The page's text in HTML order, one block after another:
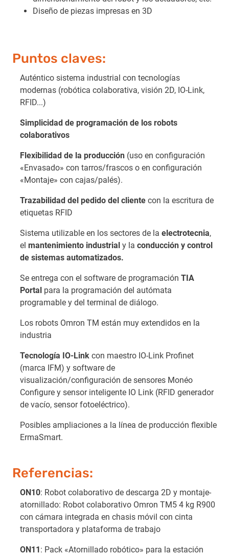
Diseño de piezas impresas en 3D
Puntos claves:
Auténtico sistema industrial con tecnologías
modernas (robótica colaborativa, visión 2D, IO-Link,
RFID...)
Simplicidad de programación de los robots
colaborativos
Flexibilidad de la producción (uso en configuración
«Envasado» con tarros/frascos o en configuración
«Montaje» con cajas/palés).
Trazabilidad del pedido del cliente con la escritura de
etiquetas RFID
Sistema utilizable en los sectores de la electrotecnia,
el mantenimiento industrial y la conducción y control
de sistemas automatizados.
Se entrega con el software de programación TIA
Portal para la programación del autómata
programable y del terminal de diálogo.
Los robots Omron TM están muy extendidos en la
industria
Tecnología IO-Link con maestro IO-Link Profinet
(marca IFM) y software de
visualización/configuración de sensores Monéo
Configure y sensor inteligente IO Link (RFID generador
de vacío, sensor fotoeléctrico).
Posibles ampliaciones a la línea de producción flexible
ErmaSmart.
Referencias:
ON10: Robot colaborativo de descarga 2D y montaje-
atornillado: Robot colaborativo Omron TM5 4 kg R900
con cámara integrada en chasis móvil con cinta
transportadora y plataforma de trabajo
ON11: Pack «Atornillado robótico» para la estación